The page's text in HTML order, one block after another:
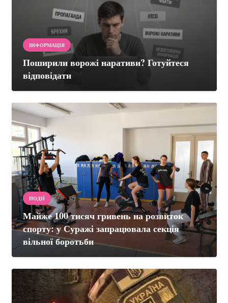
ІНФОРМАЦІЯ
Поширили ворожі наративи? Готуйтеся
відповідати
ПОДІЇ
Майже 100 тисяч гривень на розвиток
спорту: у Суражі запрацювала секція
вільної боротьби